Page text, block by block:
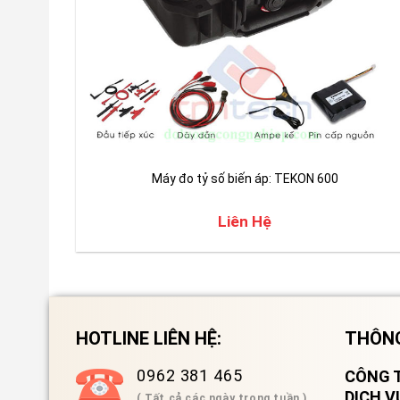
Máy đo tỷ số biến áp: TEKON 600
Liên Hệ
HOTLINE LIÊN HỆ:
0962 381 465
CÔNG